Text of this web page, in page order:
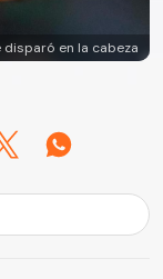
en la cabeza